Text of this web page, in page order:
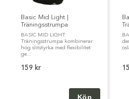
Basic Mid Light |
Träningsstrumpa
BASIC MID LIGHT
Träningsstrumpa kombinerar
hög slitstyrka med flexibilitet
ge...
159 kr